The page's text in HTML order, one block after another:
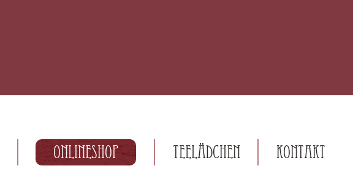
Onlineshop Teelädchen Kontakt